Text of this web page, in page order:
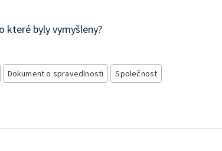
které byly vymyšleny?
Dokument o spravedlnosti
Společnost